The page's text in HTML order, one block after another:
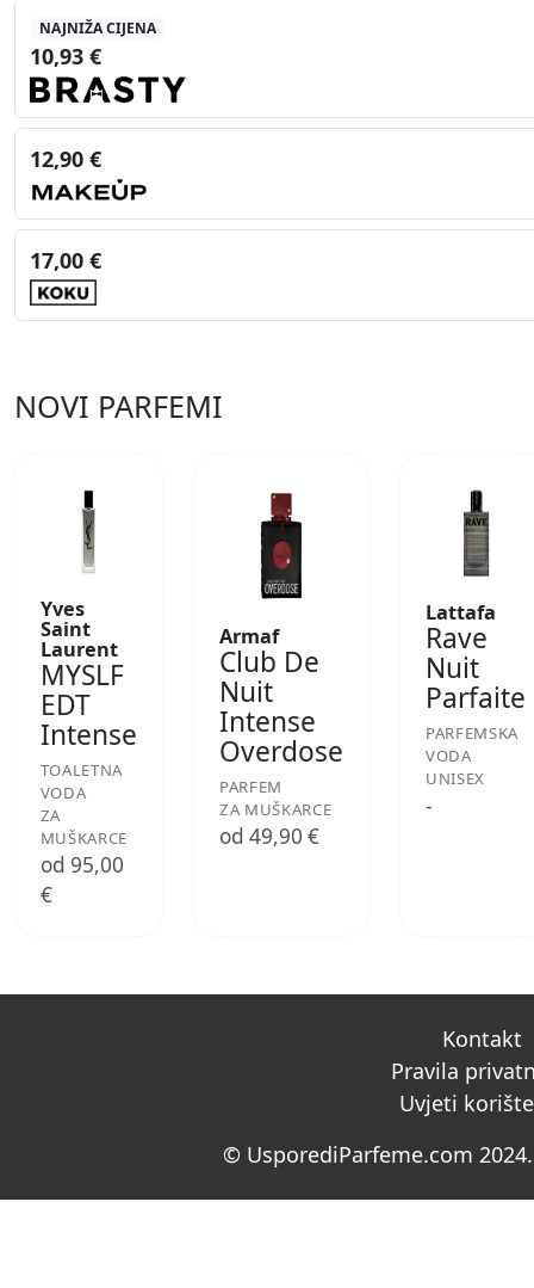
NAJNIŽA CIJENA
10,93 €
12,90 €
17,00 €
NOVI PARFEMI
Yves
Saint
Laurent
MYSLF
EDT
Intense
TOALETNA
VODA
ZA
MUŠKARCE
od 95,00
€
Armaf
Club De
Nuit
Intense
Overdose
PARFEM
ZA MUŠKARCE
od 49,90 €
Lattafa
Rave
Nuit
Parfaite
PARFEMSKA
VODA
UNISEX
-
Kontakt
Pravila
Uvjeti
© UsporediParfeme.com